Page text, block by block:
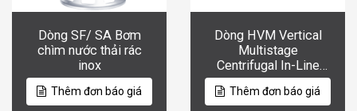
Dòng SF/ SA Bơm
chìm nước thải rác
inox
Thêm đơn báo giá
Dòng HVM Vertical
Multistage
Centrifugal In-Line
Pumps
Thêm đơn báo giá